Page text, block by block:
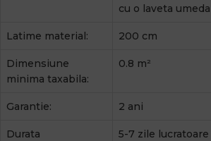
cu o laveta umeda
Latime material: 200 cm
Dimensiune
minima taxabila:
0.8 m²
Garantie: 2 ani
Durata
5-7 zile lucratoare